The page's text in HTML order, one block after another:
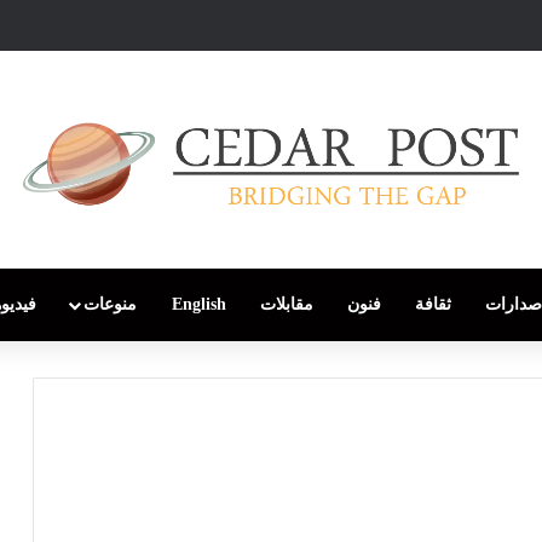
ثقافة فنون مقابلات English منوعات